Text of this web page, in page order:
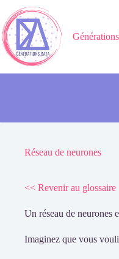
au
contenu
Réseau de neurones
<< Revenir au glossaire
Un réseau de neurones
Imaginez que vous